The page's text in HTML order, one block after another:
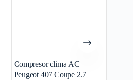
Compresor clima AC
Peugeot 407 Coupe 2.7